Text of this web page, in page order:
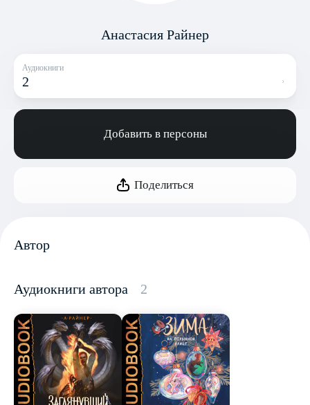
Анастасия Райнер
Аудиокниги
2
Добавить в персоны
Поделиться
Автор
Аудиокниги автора 2